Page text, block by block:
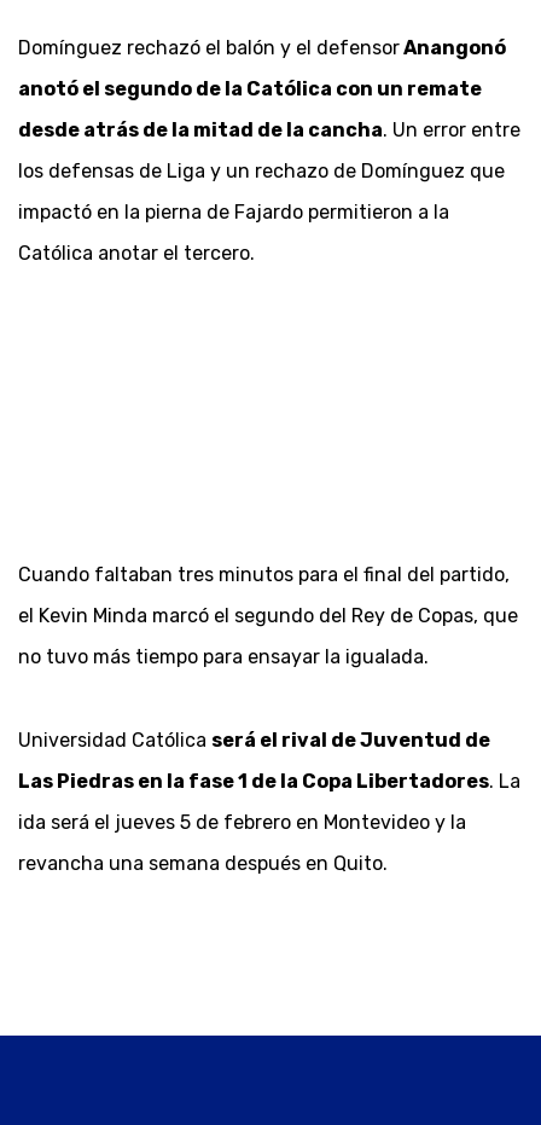
Domínguez rechazó el balón y el defensorAnangonó
anotó el segundo de la Católica con un remate
desde atrás de la mitad de la cancha. Un error entre
los defensas de Liga y un rechazo de Domínguez que
impactó en la pierna de Fajardo permitieron a la
Católica anotar el tercero.
Cuando faltaban tres minutos para el final del partido,
el Kevin Minda marcó el segundo del Rey de Copas, que
no tuvo más tiempo para ensayar la igualada.
Universidad Católica será el rival de Juventud de
Las Piedras en la fase 1 de la Copa Libertadores. La
ida será el jueves 5 de febrero en Montevideo y la
revancha una semana después en Quito.